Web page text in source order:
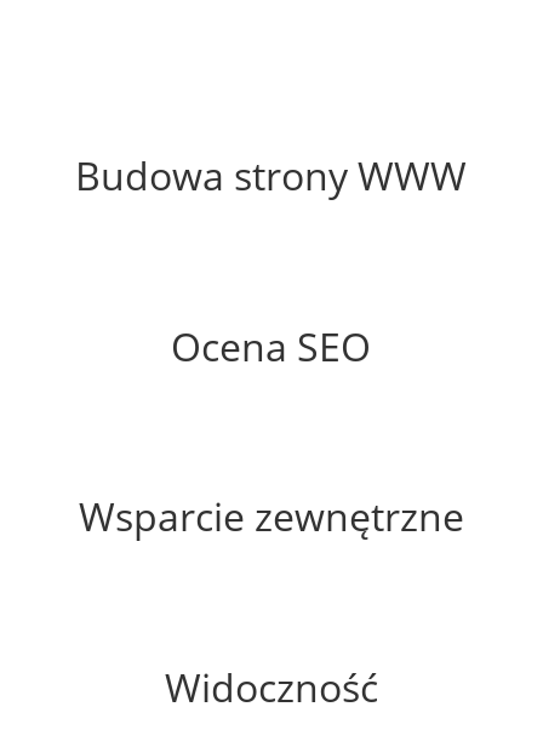
Budowa strony WWW
Ocena SEO
Wsparcie zewnętrzne
Widoczność